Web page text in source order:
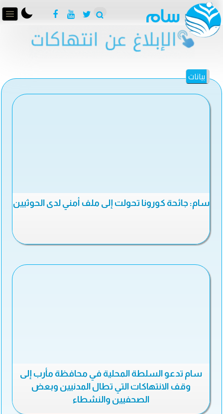
بيانات
سام: جائحة كورونا تحولت إلى ملف أمني لدى الحوثيين
سام تدعو السلطة المحلية في محافظة مأرب إلى
وقف الانتهاكات التي تطال المدنيين وبعض
الصحفيين والنشطاء